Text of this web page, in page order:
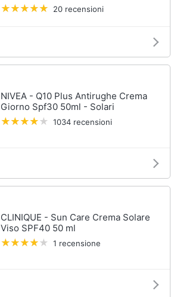
20 recensioni
NIVEA - Q10 Plus Antirughe Crema
Giorno Spf30 50ml - Solari
1034 recensioni
CLINIQUE - Sun Care Crema Solare
Viso SPF40 50 ml
1 recensione